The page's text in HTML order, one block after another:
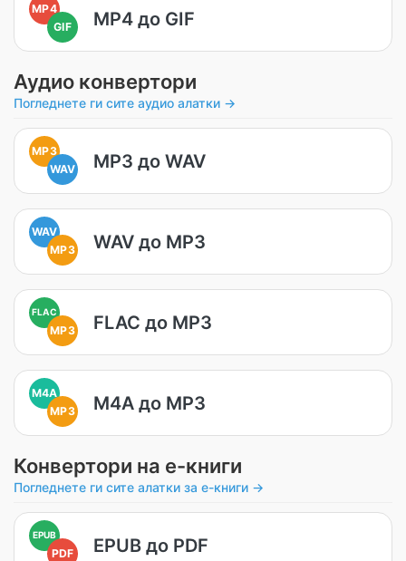
MP4
GIF
MP4 до GIF
Аудио конвертори
Погледнете ги сите аудио алатки →
MP3
WAV
MP3 до WAV
WAV
MP3
WAV до MP3
FLAC
MP3 FLAC до MP3
M4A
MP3
M4A до MP3
Конвертори на е-книги
Погледнете ги сите алатки за е-книги →
EPUB
PDF EPUB до PDF